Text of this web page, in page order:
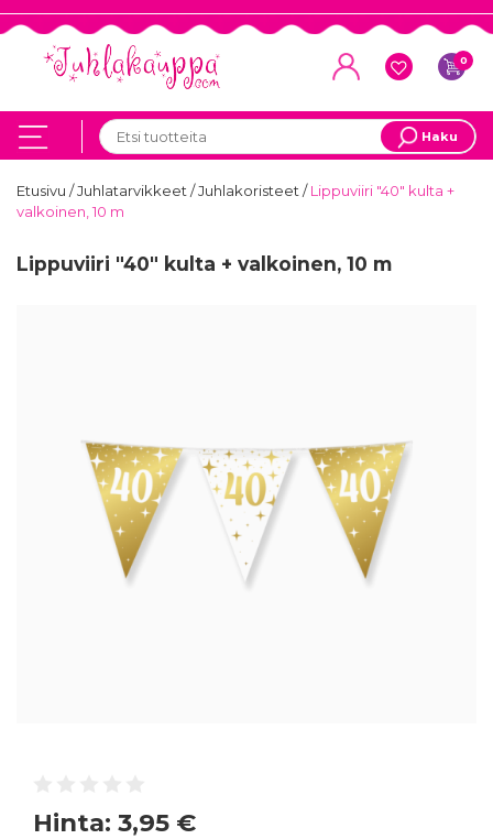
0
Haku
Etusivu /Juhlatarvikkeet/Juhlakoristeet/Lippuviiri "40" kulta +
valkoinen, 10 m
Lippuviiri "40" kulta + valkoinen, 10 m
Hinta: 3,95 €